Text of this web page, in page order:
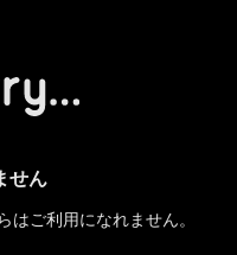
せん
はご利用になれません。